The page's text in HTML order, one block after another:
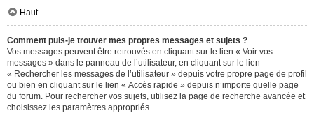
Haut
Comment puis-je trouver mes propres messages et sujets ?
Vos messages peuvent être retrouvés en cliquant sur le lien « Voir vos
messages » dans le panneau de l’utilisateur, en cliquant sur le lien
« Rechercher les messages de l’utilisateur » depuis votre propre page de profil
ou bien en cliquant sur le lien « Accès rapide » depuis n’importe quelle page
du forum. Pour rechercher vos sujets, utilisez la page de recherche avancée et
choisissez les paramètres appropriés.